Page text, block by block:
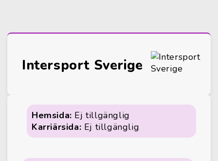
Intersport Sverige
Hemsida: Ej tillgänglig
Karriärsida: Ej tillgänglig